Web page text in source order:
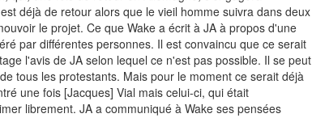
déjà de retour alors que le vieil homme suivra dans deux
le projet. Ce que Wake a écrit à JA à propos d'une
par différentes personnes. Il est convaincu que ce serait
l'avis de JA selon lequel ce n'est pas possible. Il se peut
tous les protestants. Mais pour le moment ce serait déjà
une fois [Jacques] Vial mais celui-ci, qui était
librement. JA a communiqué à Wake ses pensées